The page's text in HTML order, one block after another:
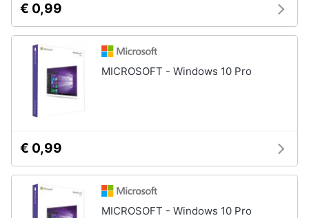
€ 0,99
MICROSOFT - Windows 10 Pro
€ 0,99
MICROSOFT - Windows 10 Pro